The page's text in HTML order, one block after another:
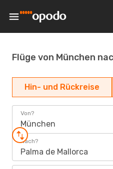
Flüge von München
Hin- und Rückreise
Von?
München
Nach?
Palma de Mallorca